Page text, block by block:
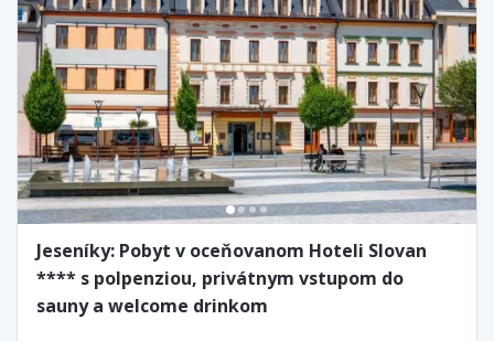
Jeseníky: Pobyt v oceňovanom Hoteli Slovan
**** s polpenziou, privátnym vstupom do
sauny a welcome drinkom